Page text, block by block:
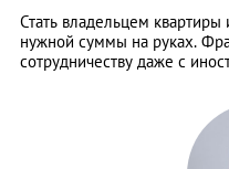
Стать владельцем
нужной суммы на руках.
сотрудничеству даже с